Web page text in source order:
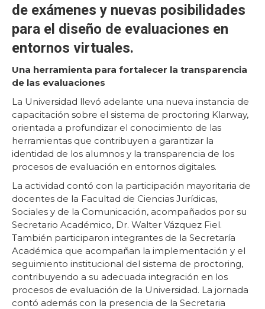
de exámenes y nuevas posibilidades
para el diseño de evaluaciones en
entornos virtuales.
Una herramienta para fortalecer la transparencia
de las evaluaciones
La Universidad llevó adelante una nueva instancia de
capacitación sobre el sistema de proctoring Klarway,
orientada a profundizar el conocimiento de las
herramientas que contribuyen a garantizar la
identidad de los alumnos y la transparencia de los
procesos de evaluación en entornos digitales.
La actividad contó con la participación mayoritaria de
docentes de la Facultad de Ciencias Jurídicas,
Sociales y de la Comunicación, acompañados por su
Secretario Académico, Dr. Walter Vázquez Fiel.
También participaron integrantes de la Secretaría
Académica que acompañan la implementación y el
seguimiento institucional del sistema de proctoring,
contribuyendo a su adecuada integración en los
procesos de evaluación de la Universidad. La jornada
contó además con la presencia de la Secretaria